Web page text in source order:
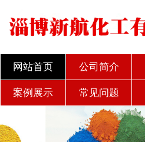
网站首页 公司简介
案例展示 常见问题